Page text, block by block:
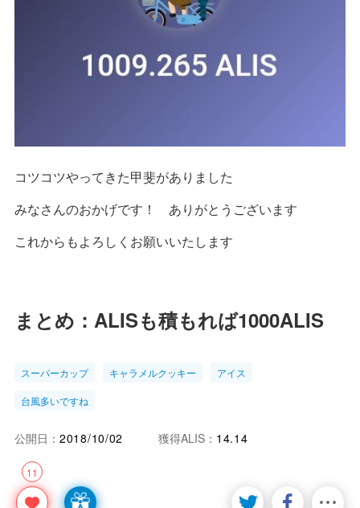
コツコツやってきた甲斐がありました
みなさんのおかげです！ ありがとうございます
これからもよろしくお願いいたします
まとめ：ALISも積もれば1000ALIS
スーパーカップ キャラメルクッキー アイス
台風多いですね
11
公開日： 2018/10/02 獲得ALIS： 14.14